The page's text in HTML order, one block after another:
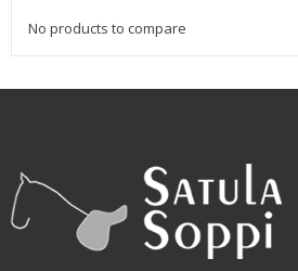
No products to compare